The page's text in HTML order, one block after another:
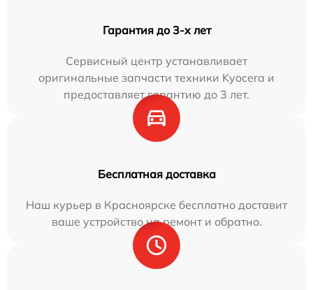
Гарантия до 3-х лет
Сервисный центр устанавливает
оригинальные запчасти техники Kyocera и
предоставляет гарантию до 3 лет.
Бесплатная доставка
Наш курьер в Красноярске бесплатно доставит
ваше устройство на ремонт и обратно.